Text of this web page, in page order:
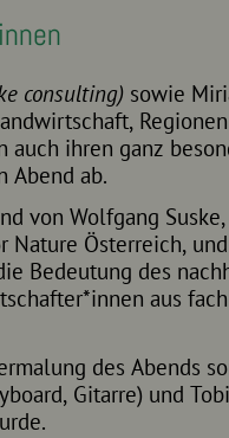
consulting) sowie
auch ihren ganz
Abend ab.
von Wolfgang
Nature Österreich,
Bedeutung des
aus
des Abends
Gitarre) und